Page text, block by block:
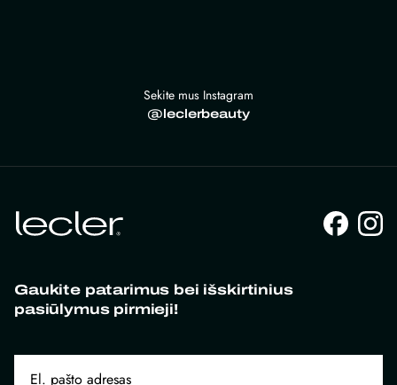
Sekite mus Instagram
@leclerbeauty
Gaukite patarimus bei išskirtinius
pasiūlymus pirmieji!